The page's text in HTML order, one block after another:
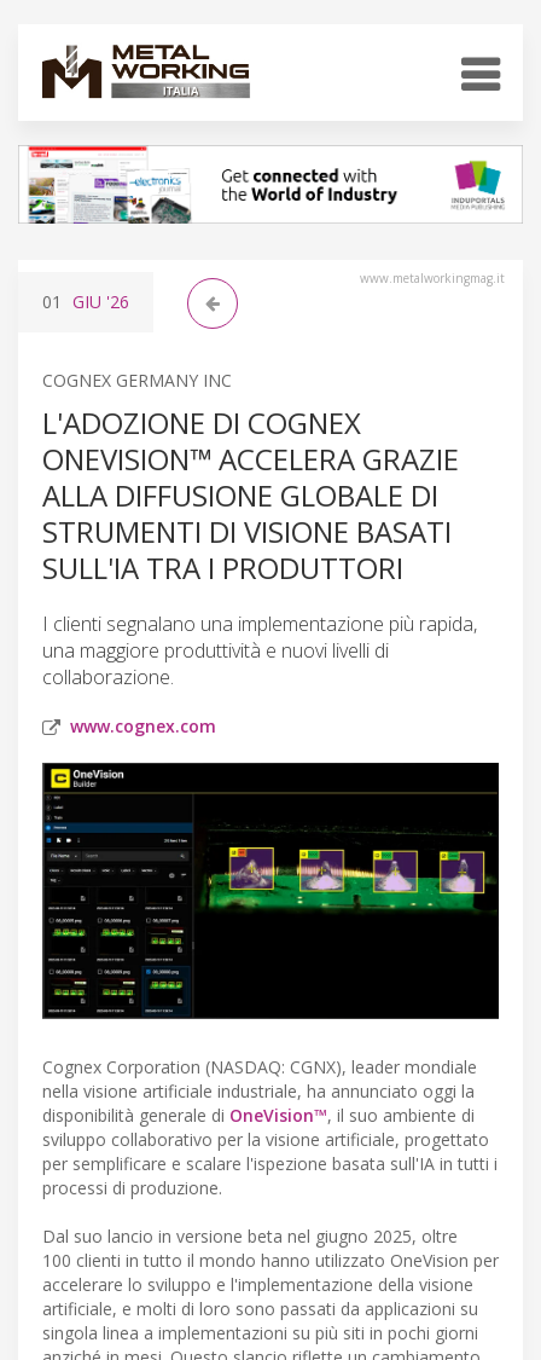
www.metalworkingmag.it
01 GIU '26
COGNEX GERMANY INC
L'ADOZIONE DI COGNEX
ONEVISION™ ACCELERA GRAZIE
ALLA DIFFUSIONE GLOBALE DI
STRUMENTI DI VISIONE BASATI
SULL'IA TRA I PRODUTTORI
I clienti segnalano una implementazione più rapida,
una maggiore produttività e nuovi livelli di
collaborazione.
www.cognex.com
Cognex Corporation (NASDAQ: CGNX), leader mondiale
nella visione artificiale industriale, ha annunciato oggi la
disponibilità generale di OneVision™, il suo ambiente di
sviluppo collaborativo per la visione artificiale, progettato
per semplificare e scalare l'ispezione basata sull'IA in tutti i
processi di produzione.
Dal suo lancio in versione beta nel giugno 2025, oltre
100 clienti in tutto il mondo hanno utilizzato OneVision per
accelerare lo sviluppo e l'implementazione della visione
artificiale, e molti di loro sono passati da applicazioni su
singola linea a implementazioni su più siti in pochi giorni